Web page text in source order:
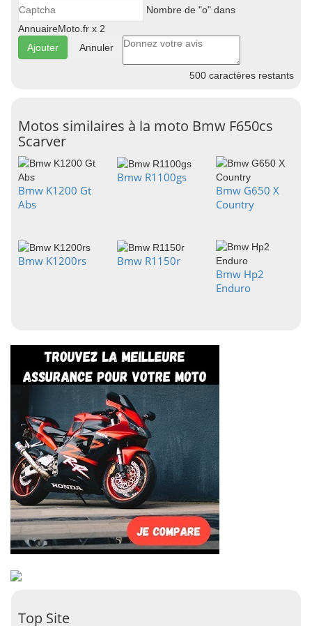
Nombre de "o" dans
AnnuaireMoto.fr x 2
Annuler
500 caractères restants
Motos similaires à la moto Bmw F650cs
Scarver
Bmw K1200 Gt
Abs
Bmw R1100gs
Bmw G650 X
Country
Bmw K1200rs
Bmw R1150r
Bmw Hp2
Enduro
Top Site